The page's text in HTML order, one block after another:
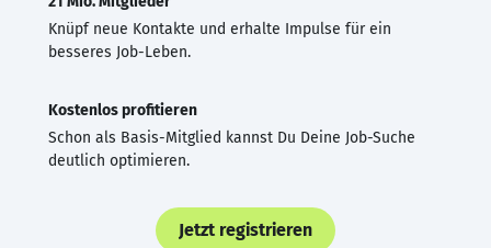
Knüpf neue Kontakte und erhalte Impulse für ein
besseres Job-Leben.
Kostenlos profitieren
Schon als Basis-Mitglied kannst Du Deine Job-Suche
deutlich optimieren.
Jetzt registrieren